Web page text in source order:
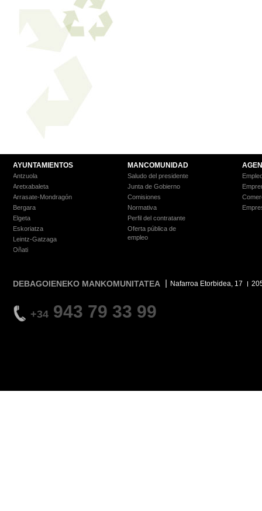
AYUNTAMIENTOS
Antzuola
Aretxabaleta
Arrasate-Mondragón
Bergara
Elgeta
Eskoriatza
Leintz-Gatzaga
Oñati
MANCOMUNIDAD
Saludo del presidente
Junta de Gobierno
Comisiones
Normativa
Perfil del contratante
Oferta pública de
empleo
DEBAGOIENEKO MANKOMUNITATEA Nafarroa Etorbidea, 17
+34 943 79 33 99